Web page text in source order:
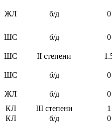
ЖЛ б/д 0
ШС б/д 0
ШС II степени
ШС б/д 0
ЖЛ б/д
0
КЛ III степени
1
КЛ б/д
0